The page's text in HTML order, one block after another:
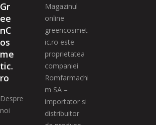
Gr
ee
nC
os
me
tic.
ro
Despre
noi
Magazinul
online
greencosmet
ic.ro este
proprietatea
companiei
Romfarmachi
m SA –
importator si
distribuitor